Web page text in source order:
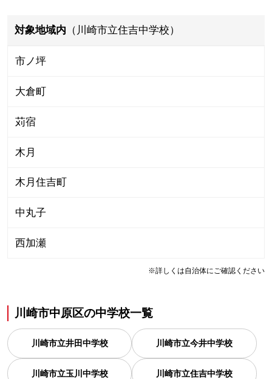
対象地域内 （川崎市立住吉中学校）
市ノ坪
大倉町
苅宿
木月
木月住吉町
中丸子
西加瀬
※詳しくは自治体にご確認ください
川崎市中原区の中学校一覧
川崎市立井田中学校 川崎市立今井中学校
川崎市立玉川中学校 川崎市立住吉中学校